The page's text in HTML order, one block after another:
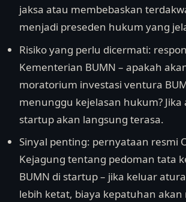
jaksa atau membebaskan
menjadi preseden hukum yang
Risiko yang perlu dicermati:
Kementerian BUMN – apakah
moratorium investasi ventura
menunggu kejelasan hukum? Jika
startup akan langsung terasa.
Sinyal penting: pernyataan resmi
Kejagung tentang pedoman tata
BUMN di startup – jika keluar
lebih ketat, biaya kepatuhan akan